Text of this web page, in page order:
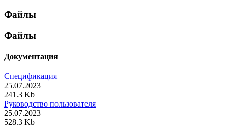
Файлы
Файлы
Документация
Спецификация
25.07.2023
241.3 Kb
Руководство пользователя
25.07.2023
528.3 Kb